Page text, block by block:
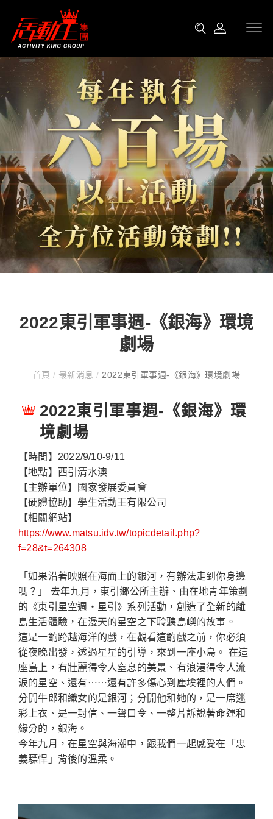
2022東引軍事週-《銀海》環境
劇場
首頁/ 最新消息/ 2022東引軍事週-《銀海》環境劇場
2022東引軍事週-《銀海》環
境劇場
【時間】2022/9/10-9/11
【地點】西引清水澳
【主辦單位】國家發展委員會
【硬體協助】學生活動王有限公司
【相關網站】
https://www.matsu.idv.tw/topicdetail.php?
f=28&t=264308
「如果沿著映照在海面上的銀河，有辦法走到你身邊
嗎？」 去年九月，東引鄉公所主辦、由在地青年策劃
的《東引星空週・星引》系列活動，創造了全新的離
島生活體驗，在漫天的星空之下聆聽島嶼的故事。
這是一齣跨越海洋的戲，在觀看這齣戲之前，你必須
從夜晚出發，透過星星的引導，來到一座小島。 在這
座島上，有壯麗得令人窒息的美景、有浪漫得令人流
淚的星空、還有⋯⋯還有許多傷心到塵埃裡的人們。
分開牛郎和織女的是銀河；分開他和她的，是一席迷
彩上衣、是一封信、一聲口令、一整片訴說著命運和
緣分的，銀海。
今年九月，在星空與海潮中，跟我們一起感受在「忠
義驃悍」背後的溫柔。